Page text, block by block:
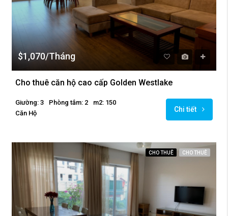
$1,070/Tháng
Cho thuê căn hộ cao cấp Golden Westlake
Giường: 3 Phòng tắm: 2
m2: 150
Căn Hộ
Chi tiết
CHO THUÊ CHO THUÊ